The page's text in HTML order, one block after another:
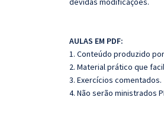
AULAS EM PDF:
1. Conteúdo produzido
2. Material prático que
3. Exercícios comentados.
4. Não serão ministrados